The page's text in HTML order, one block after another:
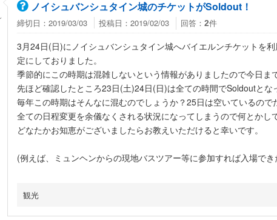
ノイシュバンシュタイン城のチケットがSoldout！
締切日：2019/03/03 投稿日：2019/02/03 回答： 2件
3月24日(日)にノイシュバンシュタイン城へバイエルンチケットを
定にしておりました。
季節的にこの時期は混雑しないという情報がありましたので今日ま
先ほど確認したところ23日(土)24日(日)は全ての時間でSoldoutとな
毎年この時期はそんなに混むのでしょうか？25日は空いているの
全ての日程変更を余儀なくされる状況になってしまうので何とかし
どなたかお知恵がございましたらお教えいただけると幸いです。
(例えば、ミュンヘンからの現地バスツアー等に参加すれば入場でき
観光